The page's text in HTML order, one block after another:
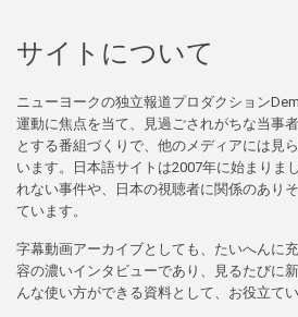
サイトについて
ニューヨークの独立報道プロダクション
運動に焦点を当て、見過ごされがちな当事
とする番組づくりで、他のメディアには見
います。日本語サイトは2007年に始まりま
れない事件や、日本の視聴者に関係のあり
ています。
字幕動画アーカイブとしても、たいへんに
容の濃いインタビューであり、見るたびに
んな使い方ができる資料として、お役立て